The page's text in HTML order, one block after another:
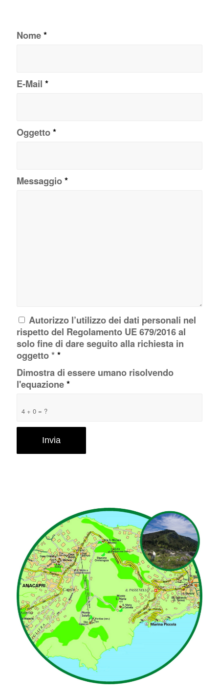
Nome*
E-Mail *
Oggetto*
Messaggio*
Autorizzo l’utilizzo dei dati personali nel
rispetto del Regolamento UE 679/2016 al
solo fine di dare seguito alla richiesta in
oggetto **
4 + 0 = ?
Dimostra di essere umano risolvendo
l'equazione*